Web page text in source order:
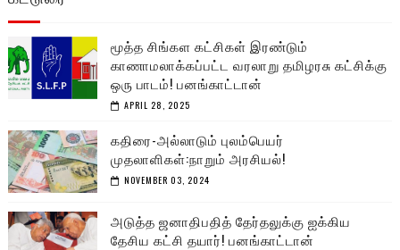
மூத்த சிங்கள கட்சிகள் இரண்டும்
காணாமலாக்கப்பட்ட வரலாறு தமிழரசு கட்சிக்கு
ஒரு பாடம்! பனங்காட்டான்
APRIL 28, 2025
கதிரை-அல்லாடும் புலம்பெயர்
முதலாளிகள்:நாறும் அரசியல்!
NOVEMBER 03, 2024
அடுத்த ஜனாதிபதித் தேர்தலுக்கு ஐக்கிய
தேசிய கட்சி தயார்! பனங்காட்டான்